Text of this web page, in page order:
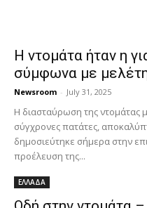
Η ντομάτα ήταν η
σύμφωνα με
Newsroom - July 31, 2025
Η διασταύρωση της ντομάτας
σύγχρονες πατάτες,
δημοσιεύτηκε σήμερα στην
προέλευση της...
ΕΛΛΑΔΑ